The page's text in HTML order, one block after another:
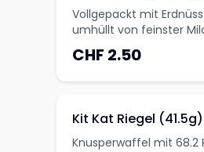
Vollgepackt mit
umhüllt von feinster
Schokolade finden Sie
Qualität, die Snickers
CHF 2.50
Kit Kat Riegel (41.5g)
Knusperwaffel mit 68.2